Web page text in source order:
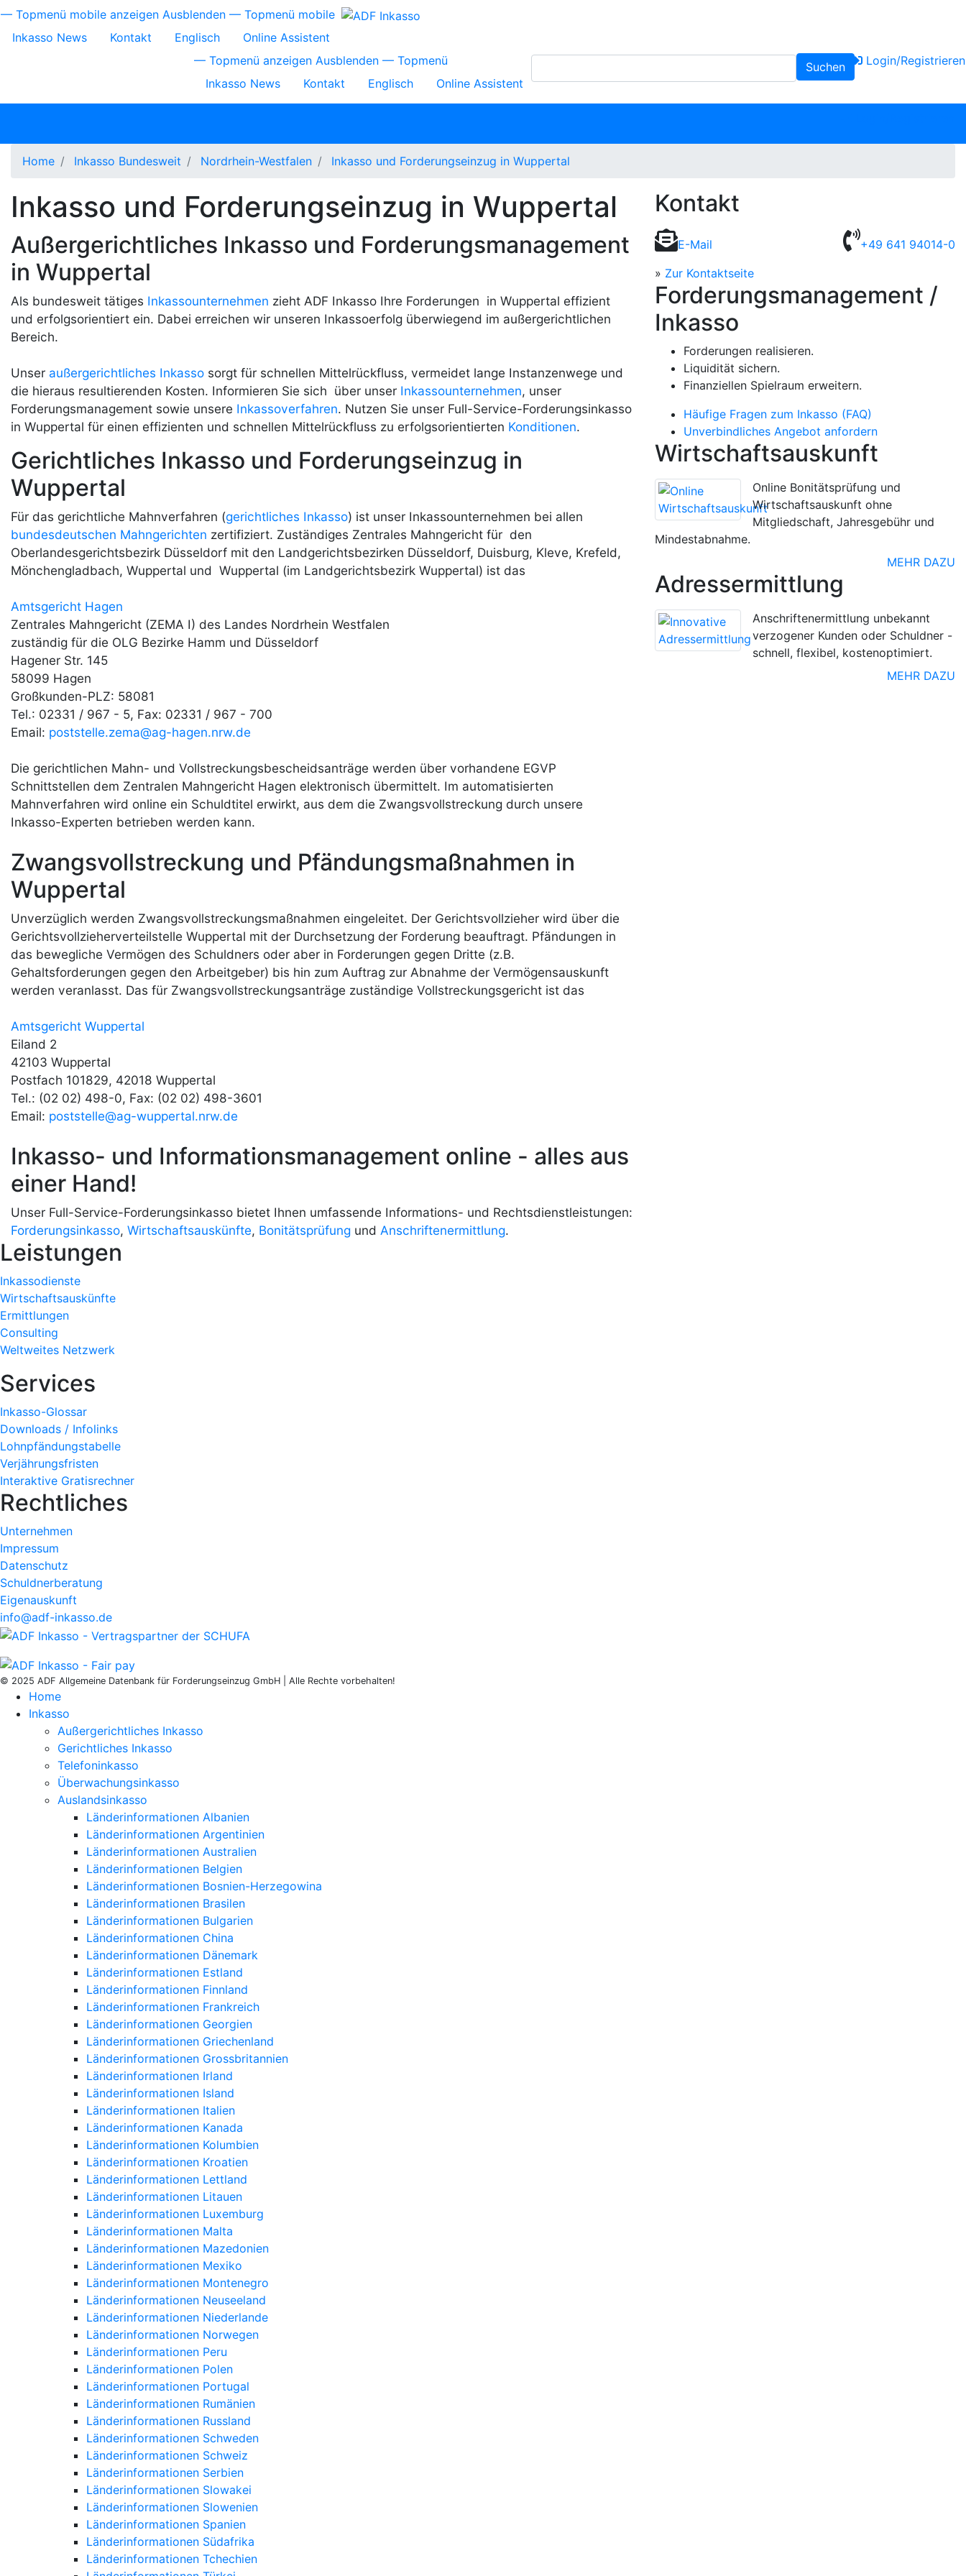
Direkt
Inhalt
Topmenü
mobile
— Topmenü mobile anzeigen Ausblenden — Topmenü mobile
Inkasso News
Kontakt Englisch Online Assistent
Topmenü
— Topmenü anzeigen Ausblenden — Topmenü
Inkasso News
Kontakt Englisch Online Assistent
Suchen Login/Registrieren
Home Inkasso Bundesweit Nordrhein-Westfalen Inkasso und Forderungseinzug in Wuppertal
Inkasso und Forderungseinzug in Wuppertal
Außergerichtliches Inkasso und Forderungsmanagement
in Wuppertal
Als bundesweit tätiges Inkassounternehmen zieht ADF Inkasso Ihre Forderungen in Wuppertal effizient
und erfolgsorientiert ein. Dabei erreichen wir unseren Inkassoerfolg überwiegend im außergerichtlichen
Bereich.
Unser außergerichtliches Inkasso sorgt für schnellen Mittelrückfluss, vermeidet lange Instanzenwege und
die hieraus resultierenden Kosten. Informieren Sie sich über unser Inkassounternehmen, unser
Forderungsmanagement sowie unsere Inkassoverfahren. Nutzen Sie unser Full-Service-Forderungsinkasso
in Wuppertal für einen effizienten und schnellen Mittelrückfluss zu erfolgsorientierten Konditionen.
Gerichtliches Inkasso und Forderungseinzug in
Wuppertal
Für das gerichtliche Mahnverfahren (gerichtliches Inkasso) ist unser Inkassounternehmen bei allen
bundesdeutschen Mahngerichten zertifiziert. Zuständiges Zentrales Mahngericht für den
Oberlandesgerichtsbezirk Düsseldorf mit den Landgerichtsbezirken Düsseldorf, Duisburg, Kleve, Krefeld,
Mönchengladbach, Wuppertal und Wuppertal (im Landgerichtsbezirk Wuppertal) ist das
Amtsgericht Hagen
Zentrales Mahngericht (ZEMA I) des Landes Nordrhein Westfalen
zuständig für die OLG Bezirke Hamm und Düsseldorf
Hagener Str. 145
58099 Hagen
Großkunden-PLZ: 58081
Tel.: 02331 / 967 - 5, Fax: 02331 / 967 - 700
Email: poststelle.zema@ag-hagen.nrw.de
Die gerichtlichen Mahn- und Vollstreckungsbescheidsanträge werden über vorhandene EGVP
Schnittstellen dem Zentralen Mahngericht Hagen elektronisch übermittelt. Im automatisierten
Mahnverfahren wird online ein Schuldtitel erwirkt, aus dem die Zwangsvollstreckung durch unsere
Inkasso-Experten betrieben werden kann.
Zwangsvollstreckung und Pfändungsmaßnahmen in
Wuppertal
Unverzüglich werden Zwangsvollstreckungsmaßnahmen eingeleitet. Der Gerichtsvollzieher wird über die
Gerichtsvollzieherverteilstelle Wuppertal mit der Durchsetzung der Forderung beauftragt. Pfändungen in
das bewegliche Vermögen des Schuldners oder aber in Forderungen gegen Dritte (z.B.
Gehaltsforderungen gegen den Arbeitgeber) bis hin zum Auftrag zur Abnahme der Vermögensauskunft
werden veranlasst. Das für Zwangsvollstreckungsanträge zuständige Vollstreckungsgericht ist das
Amtsgericht Wuppertal
Eiland 2
42103 Wuppertal
Postfach 101829, 42018 Wuppertal
Tel.: (02 02) 498-0, Fax: (02 02) 498-3601
Email: poststelle@ag-wuppertal.nrw.de
Inkasso- und Informationsmanagement online - alles aus
einer Hand!
Unser Full-Service-Forderungsinkasso bietet Ihnen umfassende Informations- und Rechtsdienstleistungen:
Forderungsinkasso, Wirtschaftsauskünfte, Bonitätsprüfung und Anschriftenermittlung.
Kontakt
E-Mail
+49 641 94014-0
» Zur Kontaktseite
Forderungsmanagement /
Inkasso
Forderungen realisieren.
Liquidität sichern.
Finanziellen Spielraum erweitern.
Häufige Fragen zum Inkasso (FAQ)
Unverbindliches Angebot anfordern
Wirtschaftsauskunft
Online Bonitätsprüfung und
Wirtschaftsauskunft ohne
Mitgliedschaft, Jahresgebühr und
Mindestabnahme.
MEHR DAZU
Adressermittlung
Anschriftenermittlung unbekannt
verzogener Kunden oder Schuldner -
schnell, flexibel, kostenoptimiert.
MEHR DAZU
Leistungen
Inkassodienste
Wirtschaftsauskünfte
Ermittlungen
Consulting
Weltweites Netzwerk
Services
Inkasso-Glossar
Downloads / Infolinks
Lohnpfändungstabelle
Verjährungsfristen
Interaktive Gratisrechner
Rechtliches
Unternehmen
Impressum
Datenschutz
Schuldnerberatung
Eigenauskunft
info@adf-inkasso.de
© 2025 ADF Allgemeine Datenbank für Forderungseinzug GmbH | Alle Rechte vorbehalten!
Home
Inkasso
Außergerichtliches Inkasso
Gerichtliches Inkasso
Telefoninkasso
Überwachungsinkasso
Auslandsinkasso
Länderinformationen Albanien
Länderinformationen Argentinien
Länderinformationen Australien
Länderinformationen Belgien
Länderinformationen Bosnien-Herzegowina
Länderinformationen Brasilen
Länderinformationen Bulgarien
Länderinformationen China
Länderinformationen Dänemark
Länderinformationen Estland
Länderinformationen Finnland
Länderinformationen Frankreich
Länderinformationen Georgien
Länderinformationen Griechenland
Länderinformationen Grossbritannien
Länderinformationen Irland
Länderinformationen Island
Länderinformationen Italien
Länderinformationen Kanada
Länderinformationen Kolumbien
Länderinformationen Kroatien
Länderinformationen Lettland
Länderinformationen Litauen
Länderinformationen Luxemburg
Länderinformationen Malta
Länderinformationen Mazedonien
Länderinformationen Mexiko
Länderinformationen Montenegro
Länderinformationen Neuseeland
Länderinformationen Niederlande
Länderinformationen Norwegen
Länderinformationen Peru
Länderinformationen Polen
Länderinformationen Portugal
Länderinformationen Rumänien
Länderinformationen Russland
Länderinformationen Schweden
Länderinformationen Schweiz
Länderinformationen Serbien
Länderinformationen Slowakei
Länderinformationen Slowenien
Länderinformationen Spanien
Länderinformationen Südafrika
Länderinformationen Tchechien